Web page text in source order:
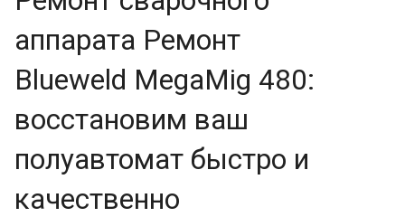
аппарата Ремонт
Blueweld MegaMig 480:
восстановим ваш
полуавтомат быстро и
качественно